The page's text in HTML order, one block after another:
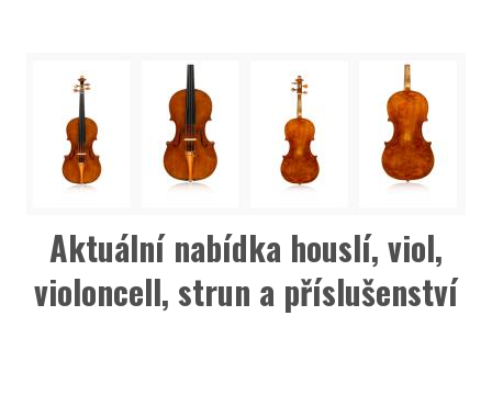
Aktuální nabídka houslí, viol,
violoncell, strun a příslušenství